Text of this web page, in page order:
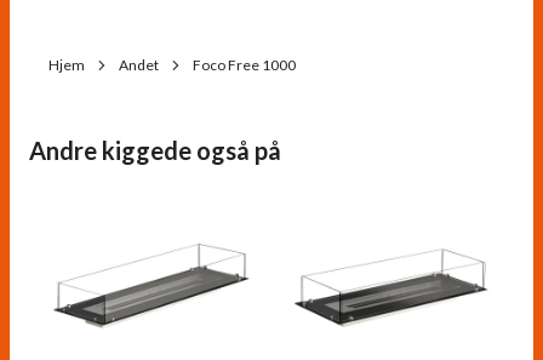
Hjem Andet Foco Free 1000
Andre kiggede også på